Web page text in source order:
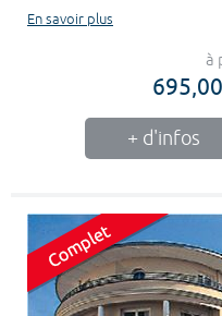
En savoir plus
à
+ d'infos